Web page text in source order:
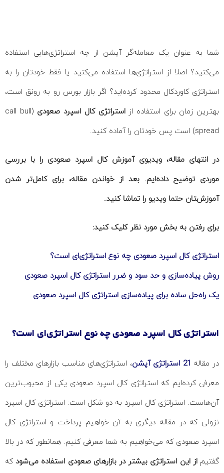
شما به عنوان یک معامله‌گر آپشن از چه استراتژی‌هایی استفاده
می‌کنید؟ اصلا از استراتژی‌ها استفاده می‌کنید یا فقط خودتان را به
استراتژی کاوردکال محدود کرده‌اید؟ اگر بازار بورس رو به رونق است،
بهترین زمان برای استفاده ازاستراتژی کال اسپرد صعودی (call bull
spread) است پس خودتان را آماده کنید.
در انتهای مقاله، ویدیوی آموزش کال اسپرد صعودی را با بررسی
موردی توضیح داده‌ایم. بعد از خواندن مقاله، برای کامل‌تر شدن
آموزش‌‍تان حتما ویدیو را تماشا کنید.
برای رفتن به بخش مورد نظر کلیک کنید:
استراتژی کال اسپرد صعودی چه نوع استراتژی‌ای است؟
روش پیاده‌سازی و حد سود و ضرر استراتژی کال اسپرد صعودی
یک راه‌حل ساده برای پیاده‌سازی استراتژی کال اسپرد صعودی
استراتژی کال اسپرد صعودی چه نوع استراتژی‌ای است؟
در مقاله
، استراتژی‌های مناسب بازارهای مختلف را
معرفی کرده‌ایم که استراتژی کال اسپرد صعودی یکی از محبوب‌ترین
آن‌هاست. استراتژی کال اسپرد به دو شکل است: استراتژی کال اسپرد
نزولی که در مقاله دیگری به آن خواهیم پرداخت و استراتژی کال
اسپرد صعودی که می‌خواهیم به شما معرفی کنیم. همانطور که در بالا
گفتیماز این استراتژی بیشتر در بازارهای صعودی استفاده می‌شودکه